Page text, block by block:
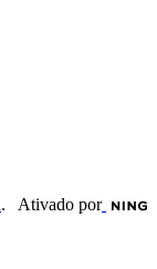
. Ativado por